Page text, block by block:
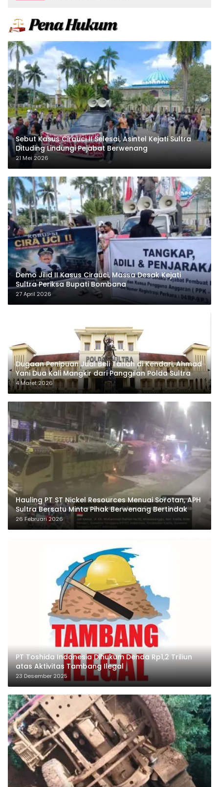
Sebut Kasus Cirauci II Selesai, Asintel Kejati Sultra
Dituding Lindungi Pejabat Berwenang
21 Mei 2026
Demo Jilid II Kasus Cirauci, Massa Desak Kejati
Sultra Periksa Bupati Bombana
27 April 2026
Dugaan Penipuan Jual Beli Tanah di Kendari, Ahmad
Yani Dua Kali Mangkir dari Panggilan Polda Sultra
4 Maret 2026
Hauling PT ST Nickel Resources Menuai Sorotan, APH
Sultra Bersatu Minta Pihak Berwenang Bertindak
26 Februari 2026
PT Toshida Indonesia Dihukum Denda Rp1,2 Triliun
atas Aktivitas Tambang Ilegal
23 Desember 2025